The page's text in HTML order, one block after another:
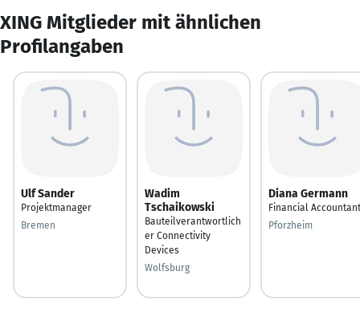
XING Mitglieder mit ähnlichen
Profilangaben
Ulf Sander
Projektmanager
Bremen
Wadim
Tschaikowski
Bauteilverantwortlich
er Connectivity
Devices
Wolfsburg
Diana Germann
Financial Accountant
Pforzheim